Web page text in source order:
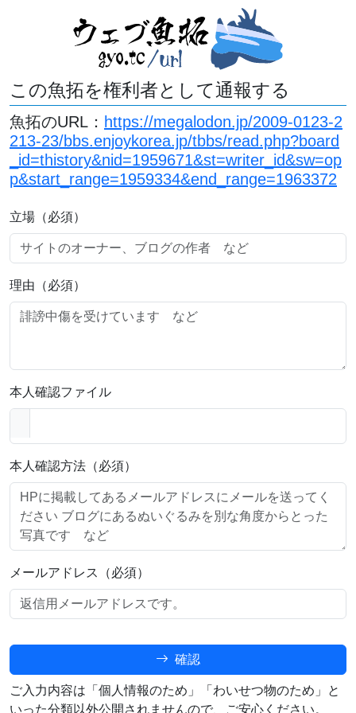
この魚拓を権利者として通報する
魚拓のURL： https://megalodon.jp/2009-0123-2
213-23/bbs.enjoykorea.jp/tbbs/read.php?board
_id=thistory&nid=1959671&st=writer_id&sw=op
p&start_range=1959334&end_range=1963372
立場（必須）
理由（必須）
本人確認ファイル
本人確認方法（必須）
メールアドレス（必須）
確認
ご入力内容は「個人情報のため」「わいせつ物のため」と
いった分類以外公開されませんので、ご安心ください。